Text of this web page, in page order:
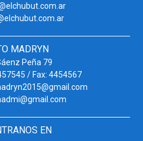
MADRYN
Peña 79
/ Fax: 4454567
EN